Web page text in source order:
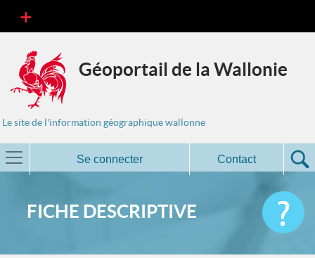
Géoportail de la Wallonie
Le site de l'information géographique wallonne
Se connecter Contact
FICHE DESCRIPTIVE